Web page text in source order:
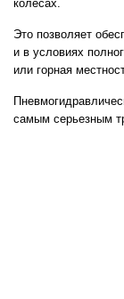
колесах.
Это позволяет
и в условиях
или горная
самым серьезным